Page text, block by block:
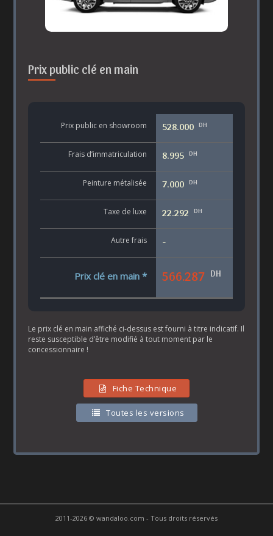
Prix public clé en main
Prix public en showroom 528.000 DH
Frais d’immatriculation 8.995 DH
Peinture métalisée 7.000 DH
Taxe de luxe 22.292 DH
Autre frais -
Prix clé en main * 566.287 DH
Le prix clé en main affiché ci-dessus est fourni à titre indicatif. Il
reste susceptible d’être modifié à tout moment par le
concessionnaire !
Fiche Technique
Toutes les versions
2011-2026 © wandaloo.com - Tous droits réservés